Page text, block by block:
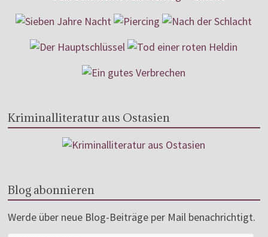
Kriminalliteratur aus Ostasien
Blog abonnieren
Werde über neue Blog-Beiträge per Mail benachrichtigt.